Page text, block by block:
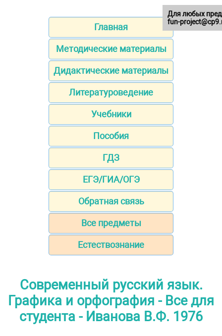
Главная
Методические материалы
Дидактические материалы
Литературоведение
Учебники
Пособия
ГДЗ
ЕГЭ/ГИА/ОГЭ
Обратная связь
Все предметы
Естествознание
Современный русский язык.
Графика и орфография - Все для
студента - Иванова В.Ф. 1976
Для любых
fun-